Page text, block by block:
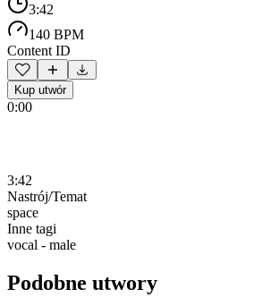
3:42
140 BPM
Content ID
Kup utwór
0:00
3:42
Nastrój/Temat
space
Inne tagi
vocal - male
Podobne utwory